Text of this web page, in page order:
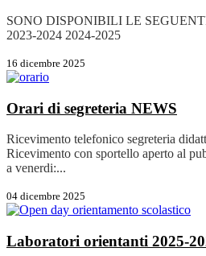
SONO DISPONIBILI LE
2023-2024 2024-2025
16 dicembre 2025
Orari di segreteria NEWS
Ricevimento telefonico segreteria
Ricevimento con sportello aperto al
a venerdi:...
04 dicembre 2025
Laboratori orientanti 2025-